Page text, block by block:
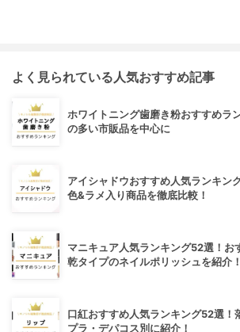
よく見られている人気おすすめ記事
ホワイトニング歯磨き粉おすすめラ
の多い市販品を中心に
アイシャドウおすすめ人気ランキン
色&ラメ入り商品を徹底比較！
マニキュア人気ランキング52選！お
乾タイプのネイルポリッシュを紹介！
口紅おすすめ人気ランキング52選！
プラ・デパコス別に紹介！